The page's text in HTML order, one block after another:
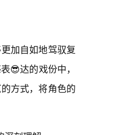
加自如地驾驭复
😎达的戏份中，
方式，将角色的